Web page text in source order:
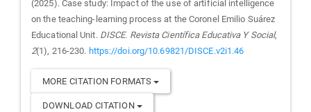
(2025). Case study: Impact of the use of artificial intelligence
on the teaching-learning process at the Coronel Emilio Suárez
Educational Unit. DISCE. Revista Científica Educativa Y Social,
2(1), 216-230. https://doi.org/10.69821/DISCE.v2i1.46
MORE CITATION FORMATS
DOWNLOAD CITATION